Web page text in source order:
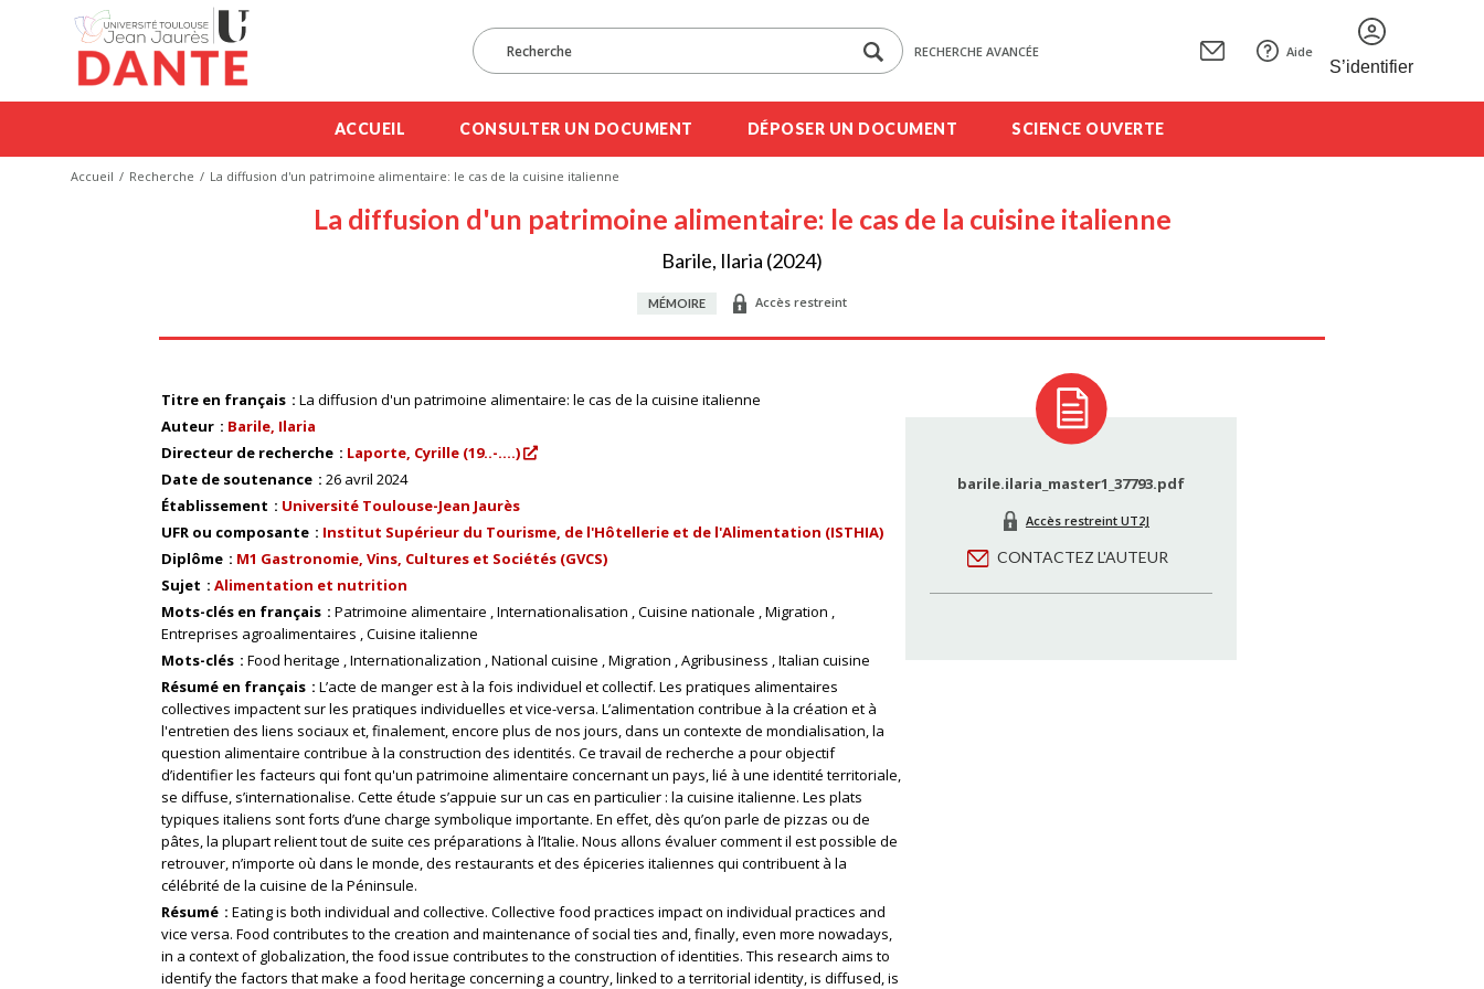
RECHERCHE AVANCÉE Aide
S’identifier
ACCUEIL CONSULTER UN DOCUMENT DÉPOSER UN DOCUMENT SCIENCE OUVERTE
Accueil Recherche La diffusion d'un patrimoine alimentaire: le cas de la cuisine italienne
La diffusion d'un patrimoine alimentaire: le cas de la cuisine italienne
Barile, Ilaria (2024)
MÉMOIRE Accès restreint
Titre en français
La diffusion d'un patrimoine alimentaire: le cas de la cuisine italienne
Auteur
Barile, Ilaria
Directeur de recherche
Laporte, Cyrille (19..-....)
Date de soutenance
26 avril 2024
Établissement
Université Toulouse-Jean Jaurès
UFR ou composante
Institut Supérieur du Tourisme, de l'Hôtellerie et de l'Alimentation (ISTHIA)
Diplôme
M1 Gastronomie, Vins, Cultures et Sociétés (GVCS)
Sujet
Alimentation et nutrition
Mots-clés en français
Patrimoine alimentaire Internationalisation Cuisine nationale Migration
Entreprises agroalimentaires Cuisine italienne
Mots-clés
Food heritage Internationalization National cuisine Migration Agribusiness Italian cuisine
Résumé en français
L’acte de manger est à la fois individuel et collectif. Les pratiques alimentaires
collectives impactent sur les pratiques individuelles et vice-versa. L’alimentation contribue à la création et à
l'entretien des liens sociaux et, finalement, encore plus de nos jours, dans un contexte de mondialisation, la
question alimentaire contribue à la construction des identités. Ce travail de recherche a pour objectif
d’identifier les facteurs qui font qu'un patrimoine alimentaire concernant un pays, lié à une identité territoriale,
se diffuse, s’internationalise. Cette étude s’appuie sur un cas en particulier : la cuisine italienne. Les plats
typiques italiens sont forts d’une charge symbolique importante. En effet, dès qu’on parle de pizzas ou de
pâtes, la plupart relient tout de suite ces préparations à l’Italie. Nous allons évaluer comment il est possible de
retrouver, n’importe où dans le monde, des restaurants et des épiceries italiennes qui contribuent à la
célébrité de la cuisine de la Péninsule.
Résumé
Eating is both individual and collective. Collective food practices impact on individual practices and
vice versa. Food contributes to the creation and maintenance of social ties and, finally, even more nowadays,
in a context of globalization, the food issue contributes to the construction of identities. This research aims to
identify the factors that make a food heritage concerning a country, linked to a territorial identity, is diffused, is
barile.ilaria_master1_37793.pdf
Accès restreint UT2J
CONTACTEZ L'AUTEUR